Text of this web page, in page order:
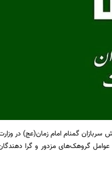
گمنام امام زمان(عج) در
گزارش‌های مردمی، یک جاسوس پرسابقه‌ی رژیم صهیونیستی و ۱۵ تن از عوامل گروهک‌های